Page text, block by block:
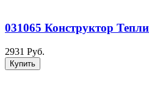
031065 Конструктор
2931 Руб.
Купить